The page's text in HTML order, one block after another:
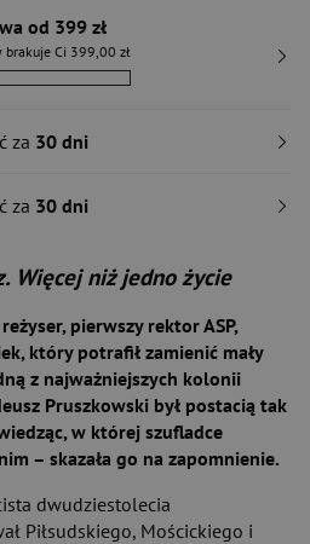
od 399 zł
brakuje Ci 399,00 zł
za 30 dni
za 30 dni
Więcej niż jedno życie
pierwszy rektor ASP,
który potrafił zamienić mały
z najważniejszych kolonii
Pruszkowski był postacią tak
w której szufladce
– skazała go na zapomnienie.
dwudziestolecia
Piłsudskiego, Mościckiego i